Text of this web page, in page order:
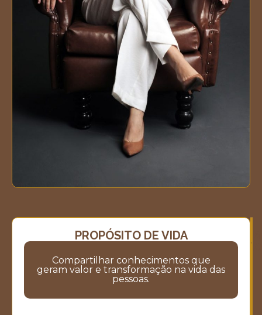
PROPÓSITO DE VIDA
Compartilhar conhecimentos que
geram valor e transformação na vida das
pessoas.